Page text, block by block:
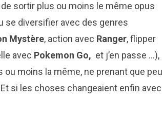
sortir plus ou moins le même opus
se diversifier avec des genres
Mystère, action avec Ranger, flipper
avec Pokemon Go, et j’en passe …),
moins la même, ne prenant que peu
si les choses changeaient enfin avec